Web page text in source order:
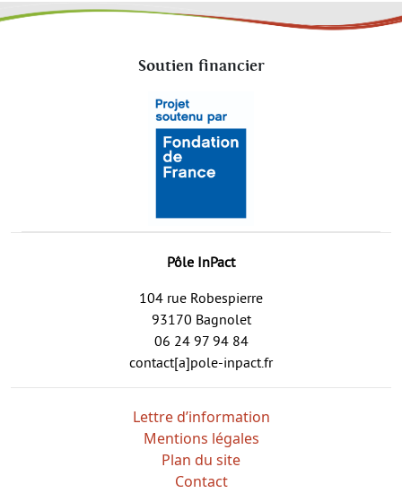
Soutien financier
Pôle InPact
104 rue Robespierre
93170 Bagnolet
06 24 97 94 84
contact[a]pole-inpact.fr
Lettre d’information
Mentions légales
Plan du site
Contact